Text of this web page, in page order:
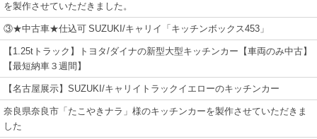
を製作させていただきました。
③★中古車★仕込可 SUZUKI/キャリイ「キッチンボックス453」
【1.25tトラック】トヨタ/ダイナの新型大型キッチンカー【車両のみ中古】
【最短納車３週間】
【名古屋展示】SUZUKI/キャリイトラックイエローのキッチンカー
奈良県奈良市「たこやきナラ」様のキッチンカーを製作させていただきま
した